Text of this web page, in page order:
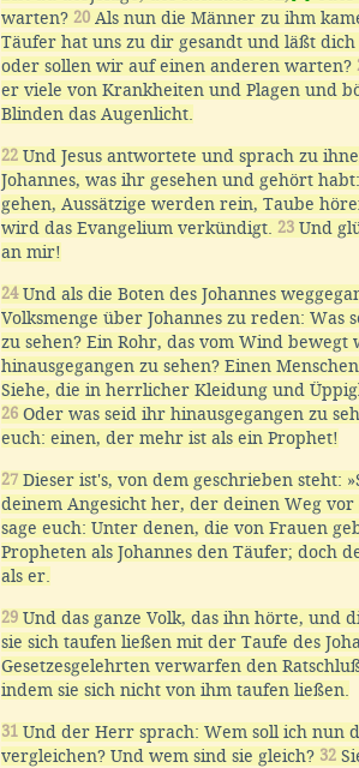
warten? 20 Als nun die Männer zu ihm
Täufer hat uns zu dir gesandt und läßt
oder sollen wir auf einen anderen warten?
er viele von Krankheiten und Plagen und
Blinden das Augenlicht.
22 Und Jesus antwortete und sprach zu
Johannes, was ihr gesehen und gehört
gehen, Aussätzige werden rein, Taube
wird das Evangelium verkündigt. 23 Und
an mir!
24Und als die Boten des Johannes
Volksmenge über Johannes zu reden: Was
zu sehen? Ein Rohr, das vom Wind bewegt
hinausgegangen zu sehen? Einen
Siehe, die in herrlicher Kleidung und
26 Oder was seid ihr hinausgegangen zu
euch: einen, der mehr ist als ein Prophet!
27 Dieser ist's, von dem geschrieben steht:
deinem Angesicht her, der deinen Weg vor
sage euch: Unter denen, die von Frauen
Propheten als Johannes den Täufer; doch
als er.
29 Und das ganze Volk, das ihn hörte, und
sie sich taufen ließen mit der Taufe des
Gesetzesgelehrten verwarfen den
indem sie sich nicht von ihm taufen ließen.
31 Und der Herr sprach: Wem soll ich nun
vergleichen? Und wem sind sie gleich? 32